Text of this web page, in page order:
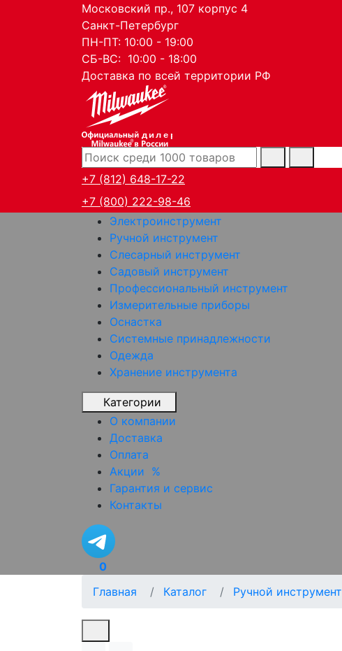
Московский пр., 107 корпус 4
Санкт-Петербург
ПН-ПТ: 10:00 - 19:00
СБ-ВС: 10:00 - 18:00
Доставка по всей территории РФ
дилер
+7 (812) 648-17-22
+7 (800) 222-98-46
Электроинструмент
Ручной инструмент
Слесарный инструмент
Садовый инструмент
Профессиональный инструмент
Измерительные приборы
Оснастка
Системные принадлежности
Одежда
Хранение инструмента
Категории
О компании
Доставка
Оплата
Акции %
Гарантия и сервис
Контакты
0
Главная
Каталог Ручной инструмент